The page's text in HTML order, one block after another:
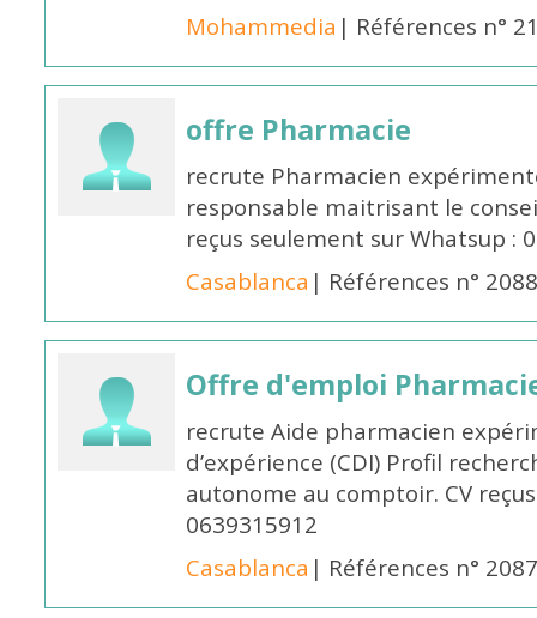
Mohammedia | Références n°
offre Pharmacie
recrute Pharmacien
responsable maitrisant le
reçus seulement sur Whatsup :
Casablanca | Références n°
Offre d'emploi
recrute Aide pharmacien
d’expérience (CDI) Profil
autonome au comptoir. CV
0639315912
Casablanca | Références n°